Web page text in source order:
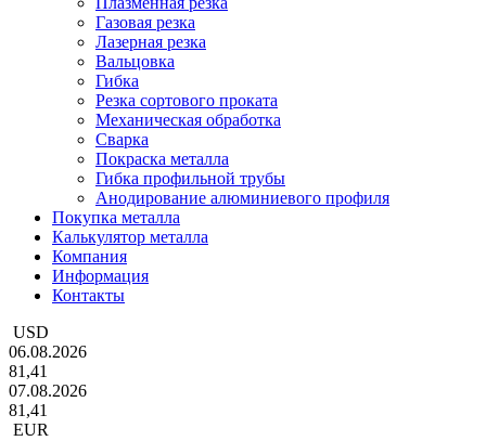
Газовая резка
Лазерная резка
Вальцовка
Гибка
Резка сортового проката
Механическая обработка
Сварка
Покраска металла
Гибка профильной трубы
Анодирование алюминиевого профиля
Покупка металла
Калькулятор металла
Компания
Информация
Контакты
USD
06.08.2026
81,41
07.08.2026
81,41
EUR